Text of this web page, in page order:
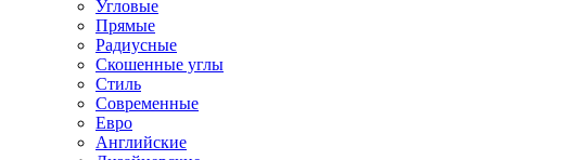
Угловые
Прямые
Радиусные
Скошенные углы
Стиль
Современные
Евро
Английские